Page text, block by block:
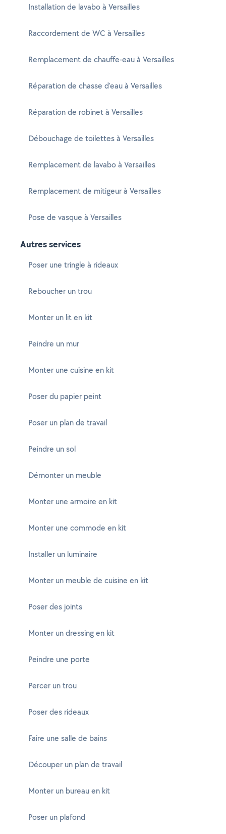
Installation de lavabo à Versailles
Raccordement de WC à Versailles
Remplacement de chauffe-eau à Versailles
Réparation de chasse d'eau à Versailles
Réparation de robinet à Versailles
Débouchage de toilettes à Versailles
Remplacement de lavabo à Versailles
Remplacement de mitigeur à Versailles
Pose de vasque à Versailles
Autres services
Poser une tringle à rideaux
Reboucher un trou
Monter un lit en kit
Peindre un mur
Monter une cuisine en kit
Poser du papier peint
Poser un plan de travail
Peindre un sol
Démonter un meuble
Monter une armoire en kit
Monter une commode en kit
Installer un luminaire
Monter un meuble de cuisine en kit
Poser des joints
Monter un dressing en kit
Peindre une porte
Percer un trou
Poser des rideaux
Faire une salle de bains
Découper un plan de travail
Monter un bureau en kit
Poser un plafond